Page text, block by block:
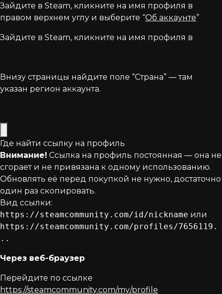
Зайдите в Steam, кликните на имя профиля в
правом верхнем углу и выберите “Об аккаунте”
Зайдите в Steam, кликните на имя профиля в
Внизу страницы найдите поле “Страна” — там
указан регион аккаунта.
Где найти ссылку на профиль
Внимание! Ссылка на профиль постоянная — она не
сгорает и не привязана к одному использованию.
Обновлять её перед покупкой не нужно, достаточно
один раз скопировать.
Вид ссылки:
https://steamcommunity.com/id/nickname или
https://steamcommunity.com/profiles/7656119.
..
Через веб-браузер
Перейдите по ссылке
https://steamcommunity.com/my/profile